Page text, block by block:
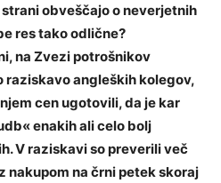
obveščajo o neverjetnih
res tako odlične?
na Zvezi potrošnikov
raziskavo angleških kolegov,
cen ugotovili, da je kar
enakih ali celo bolj
V raziskavi so preverili več
nakupom na črni petek skoraj